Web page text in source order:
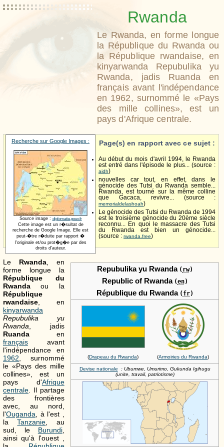
Rwanda
Le Rwanda, en forme longue
la République du Rwanda ou
la République rwandaise, en
kinyarwanda Repubulika yu
Rwanda, jadis Ruanda en
français avant l'indépendance
en 1962, surnommé le «Pays
des mille collines», est un
pays d'Afrique centrale.
Recherche sur Google Images :
Source image : diplomatie.gouv.fr
Cette image est un r�sultat de
recherche de Google Image. Elle est
peut-�tre r�duite par rapport �
l'originale et/ou prot�g�e par des
droits d'auteur.
Page(s) en rapport avec ce sujet :
Au début du mois d'avril 1994, le Rwanda
est entré dans l'épisode le plus... (source :
aidh)
nouvelles car tout, en effet, dans le
génocide des Tutsi du Rwanda semble...
Rwanda, est tourné sur la même colline
que Gacaca, revivre... (source :
memorialdelashoah)
Le génocide des Tutsi du Rwanda de 1994
est le troisième génocide du 20ème siècle
reconnu... En quoi le massacre des Tutsi
du Rwanda est bien un génocide...
(source : rwanda.free)
Repubulika yu Rwanda ( rw)
Republic of Rwanda (en)
République du Rwanda ( fr)
(Drapeau du Rwanda) (Armoiries du Rwanda)
Devise nationale
: Ubumwe, Umurimo, Gukunda Igihugu
(unite, travail, patriotisme)
Le Rwanda, en
forme longue la
République du
Rwanda ou la
République
rwandaise , en
kinyarwanda
Repubulika yu
Rwanda , jadis
Ruanda en
français avant
l'indépendance en
1962 , surnommé
le «Pays des mille
collines», est un
pays d'Afrique
centrale . Il partage
des frontières
avec, au nord,
l'Ouganda , à l'est ,
laTanzanie , au
sud, le Burundi,
ainsi qu'à l'ouest ,